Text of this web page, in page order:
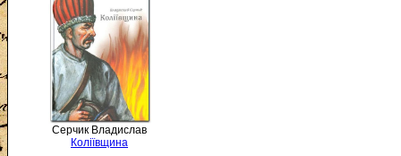
Серчик Владислав
Коліївщина